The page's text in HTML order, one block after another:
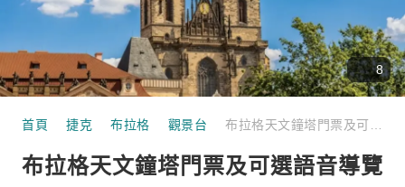
8
首頁 捷克 布拉格 觀景台
布拉格天文鐘塔門票及可選語音導覽